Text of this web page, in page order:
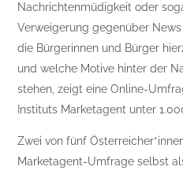
Nachrichtenmüdigkeit oder
Verweigerung gegenüber
die Bürgerinnen und Bürger
und welche Motive hinter der
stehen, zeigt eine Online-
Instituts Marketagent unter
Zwei von fünf
Marketagent-Umfrage selbst